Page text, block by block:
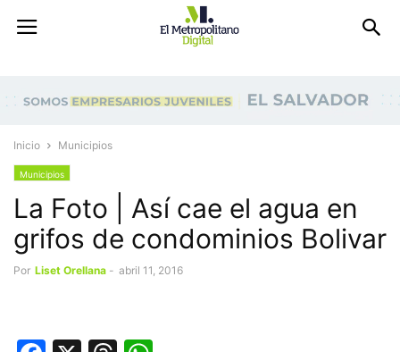
Inicio Municipios
Municipios
La Foto | Así cae el agua en
grifos de condominios Bolivar
Por Liset Orellana - abril 11, 2016